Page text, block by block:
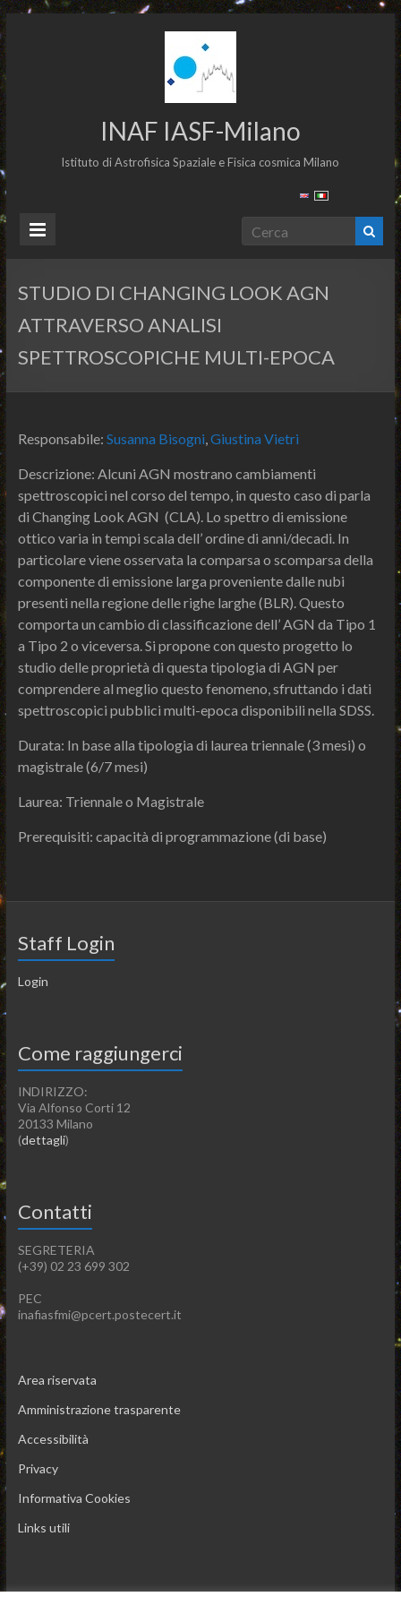
INAF IASF-Milano
Istituto di Astrofisica Spaziale e Fisica cosmica Milano
STUDIO DI CHANGING LOOK AGN
ATTRAVERSO ANALISI
SPETTROSCOPICHE MULTI-EPOCA
Responsabile: Susanna Bisogni,Giustina Vietri
Descrizione: Alcuni AGN mostrano cambiamenti
spettroscopici nel corso del tempo, in questo caso di parla
di Changing Look AGN (CLA). Lo spettro di emissione
ottico varia in tempi scala dell’ ordine di anni/decadi. In
particolare viene osservata la comparsa o scomparsa della
componente di emissione larga proveniente dalle nubi
presenti nella regione delle righe larghe (BLR). Questo
comporta un cambio di classificazione dell’ AGN da Tipo 1
a Tipo 2 o viceversa. Si propone con questo progetto lo
studio delle proprietà di questa tipologia di AGN per
comprendere al meglio questo fenomeno, sfruttando i dati
spettroscopici pubblici multi-epoca disponibili nella SDSS.
Durata: In base alla tipologia di laurea triennale (3 mesi) o
magistrale (6/7 mesi)
Laurea: Triennale o Magistrale
Prerequisiti: capacità di programmazione (di base)
Staff Login
Login
Come raggiungerci
INDIRIZZO:
Via Alfonso Corti 12
20133 Milano
(dettagli)
Contatti
SEGRETERIA
(+39) 02 23 699 302
PEC
inafiasfmi@pcert.postecert.it
Area riservata
Amministrazione trasparente
Accessibilità
Privacy
Informativa Cookies
Links utili